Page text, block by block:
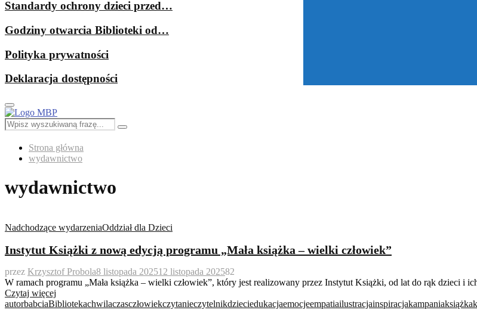
Standardy ochrony dzieci przed…
Godziny otwarcia Biblioteki od…
Polityka prywatności
Deklaracja dostępności
Primary
Menu
Search
for:
Search
Strona główna
wydawnictwo
wydawnictwo
Nadchodzące wydarzeniaOddział dla Dzieci
Instytut Książki z nową edycją programu „Mała książka – wielki człowiek”
przez Krzysztof Probola8 listopada 202512 listopada 202582
W ramach programu „Mała książka – wielki człowiek”, który jest realizowany przez Instytut Książki, od lat do rąk dzieci i
Czytaj więcej
autorbabciaBibliotekachwilaczasczłowiekczytanieczytelnikdzieciedukacjaemocjeempatiailustracjainspiracjakampaniaksiążka